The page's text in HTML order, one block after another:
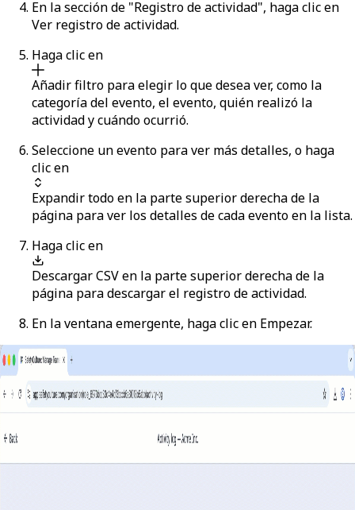
En la sección de "Registro de actividad", haga clic en
Ver registro de actividad.
Haga clic en
Añadir filtro para elegir lo que desea ver, como la
categoría del evento, el evento, quién realizó la
actividad y cuándo ocurrió.
Seleccione un evento para ver más detalles, o haga
clic en
Expandir todoen la parte superior derecha de la
página para ver los detalles de cada evento en la lista.
Haga clic en
Descargar CSVen la parte superior derecha de la
página para descargar el registro de actividad.
En la ventana emergente, haga clic en Empezar.